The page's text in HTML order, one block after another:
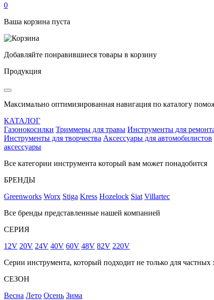
0
Ваша корзина пуста
Добавляйте понравившиеся товары в корзину
Продукция
Максимально оптимизированная навигация по каталогу
КАТАЛОГ
Газонокосилки Триммеры для травы Инструменты для
Инструменты для творчества Аксессуары для автомобилистов
аксессуары
Все категории инструмента который вам может понадобится
БРЕНДЫ
Greenworks Worx Stiga Kress Hozelock Siat Villartec
Все бренды представленные нашей компанией
СЕРИЯ
12V 20V 24V 40V 60V 48V 82V 220V
Серии инструмента, который подходит не только для частных
СЕЗОН
Весна Лето Осень Зима